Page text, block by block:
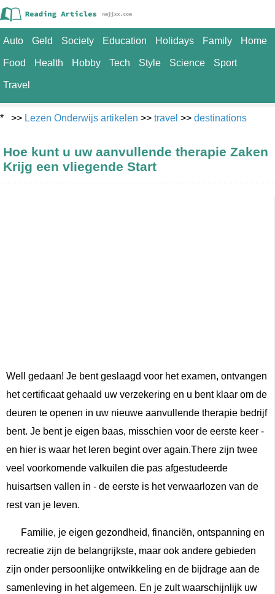
Auto Geld Society Education Holidays Family Home
Food Health Hobby Tech Style Science Sport
Travel
* >> Lezen Onderwijs artikelen >> travel >> destinations
Hoe kunt u uw aanvullende therapie Zaken
Krijg een vliegende Start
Well gedaan! Je bent geslaagd voor het examen, ontvangen
het certificaat gehaald uw verzekering en u bent klaar om de
deuren te openen in uw nieuwe aanvullende therapie bedrijf
bent. Je bent je eigen baas, misschien voor de eerste keer -
en hier is waar het leren begint over again.There zijn twee
veel voorkomende valkuilen die pas afgestudeerde
huisartsen vallen in - de eerste is het verwaarlozen van de
rest van je leven.
Familie, je eigen gezondheid, financiën, ontspanning en
recreatie zijn de belangrijkste, maar ook andere gebieden
zijn onder persoonlijke ontwikkeling en de bijdrage aan de
samenleving in het algemeen. En je zult waarschijnlijk uw